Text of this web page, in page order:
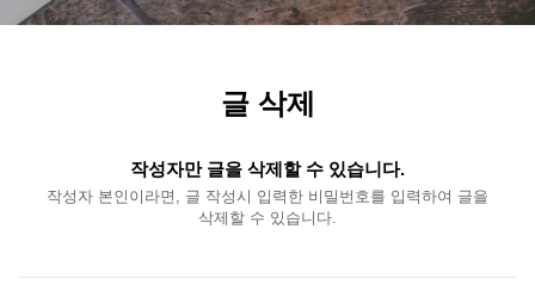
글 삭제
작성자만 글을 삭제할 수 있습니다.
작성자 본인이라면, 글 작성시 입력한 비밀번호를 입력하여 글을
삭제할 수 있습니다.